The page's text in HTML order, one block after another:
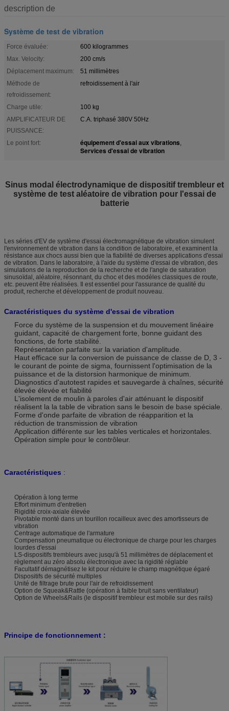
description de
Système de test de vibration
Force évaluée:
600 kilogrammes
Max. Velocity:
200 cm/s
Déplacement maximum:
51 millimètres
Méthode de
refroidissement:
refroidissement à l'air
Charge utile:
100 kg
AMPLIFICATEUR DE
PUISSANCE:
C.A. triphasé 380V 50Hz
Le point fort: équipement d'essai aux vibrations,
Services d'essai de vibration
Sinus modal électrodynamique de dispositif trembleur et
système de test aléatoire de vibration pour l'essai de
batterie
Les séries d'EV de système d'essai électromagnétique de vibration simulent
l'environnement de vibration dans la condition de laboratoire, et examinent la
résistance aux chocs aussi bien que la fiabilité de diverses applications d'essai
de vibration. Dans le laboratoire, à l'aide du système d'essai de vibration, des
simulations de la reproduction de la recherche et de l'angle de saturation
sinusoïdal, aléatoire, résonnant, du choc et des modèles classiques de route,
etc. peuvent être réalisées. Il est essentiel pour l'assurance de qualité du
produit, recherche et développement de produit nouveau.
Caractéristiques du système d'essai de vibration
Force du système de la suspension et du mouvement linéaire
guidant, capacité de chargement forte, bonne guidant des
fonctions, de forte stabilité.
Représentation parfaite sur la variation d'amplitude.
Haut efficace sur la conversion de puissance de classe de D, 3 -
le courant de pointe de sigma, fournissent l'optimisation de la
puissance et de la distorsion harmonique de minimum.
Diagnostics d'autotest rapides et sauvegarde à chaînes, sécurité
élevée élevée et fiabilité
L'isolement de moulin à paroles d'air atténuant le dispositif
réalisent la la table de vibration sans le besoin de base spéciale.
Forme d'onde parfaite de vibration de réapparition et la
réduction de transmission de vibration
Application différente sur les tables verticales et horizontales.
Opération simple pour le contrôleur.
Caractéristiques :
Opération à long terme
Effort minimum d'entretien
Rigidité croix-axiale élevée
Pivotable monté dans un tourillon rocailleux avec des amortisseurs de
vibration
Centrage automatique de l'armature
Compensation pneumatique ou électronique de charge pour les charges
lourdes d'essai
LS-dispositifs trembleurs avec jusqu'à 51 millimètres de déplacement et
règlement au zéro absolu électronique avec la rigidité réglable
Facultatif démagnétisez le kit pour réduire le champ magnétique égaré
Dispositifs de sécurité multiples
Unité de filtrage brute pour l'air de refroidissement
Option de Squeak&Rattle (opération à faible bruit sans ventilateur)
Option de Wheels&Rails (le dispositif trembleur est mobile sur des rails)
Principe de fonctionnement :